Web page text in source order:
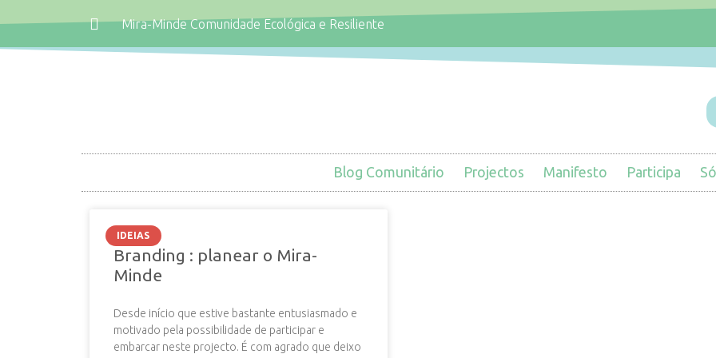
Mira-Minde Comunidade Ecológica e Resiliente
Blog Comunitário Projectos Manifesto Participa
IDEIAS
Branding : planear o Mira-
Minde
Desde início que estive bastante entusiasmado e
motivado pela possibilidade de participar e
embarcar neste projecto. É com agrado que deixo